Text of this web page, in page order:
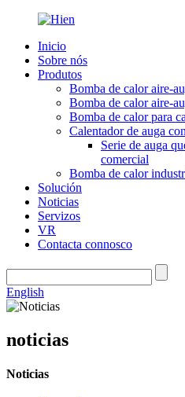
Inicio
Sobre nós
Produtos
Bomba de calor aire-
Bomba de calor aire-
Bomba de calor para
Calentador de auga
Serie de auga
comercial
Bomba de calor
Solución
Noticias
Servizos
VR
Contacta connosco
English
noticias
Noticias